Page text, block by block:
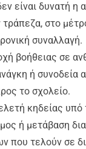
είναι δυνατή η
στο
συναλλαγή.
βοήθειας σε
ή συνοδεία
το σχολείο.
κηδείας υπό
ή μετάβαση
που τελούν σε